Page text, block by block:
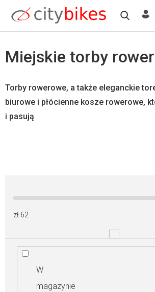
treści
Miejskie torby
Torby rowerowe, a także eleganckie
biurowe i płócienne kosze rowerowe,
i pasują
zł 62
W
magazynie